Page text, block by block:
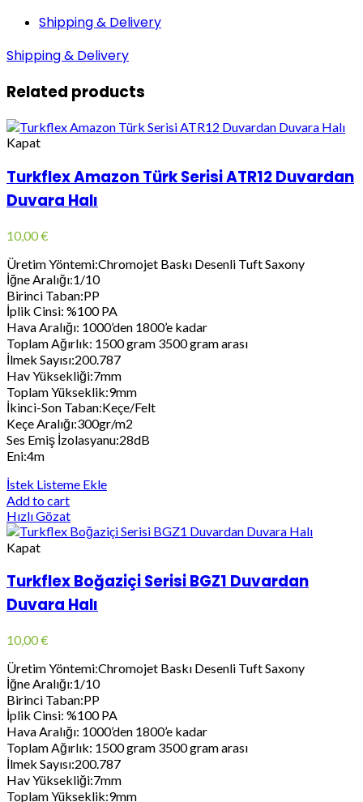
Shipping & Delivery
Shipping & Delivery
Related products
Kapat
Turkflex Amazon Türk Serisi ATR12 Duvardan
Duvara Halı
10,00€
Üretim Yöntemi:Chromojet Baskı Desenli Tuft Saxony
İğne Aralığı:1/10
Birinci Taban:PP
İplik Cinsi: %100 PA
Hava Aralığı: 1000’den 1800’e kadar
Toplam Ağırlık: 1500 gram 3500 gram arası
İlmek Sayısı:200.787
Hav Yüksekliği:7mm
Toplam Yükseklik:9mm
İkinci-Son Taban:Keçe/Felt
Keçe Aralığı:300gr/m2
Ses Emiş İzolasyanu:28dB
Eni:4m
İstek Listeme Ekle
Add to cart
Hızlı Gözat
Kapat
Turkflex Boğaziçi Serisi BGZ1 Duvardan
Duvara Halı
10,00€
Üretim Yöntemi:Chromojet Baskı Desenli Tuft Saxony
İğne Aralığı:1/10
Birinci Taban:PP
İplik Cinsi: %100 PA
Hava Aralığı: 1000’den 1800’e kadar
Toplam Ağırlık: 1500 gram 3500 gram arası
İlmek Sayısı:200.787
Hav Yüksekliği:7mm
Toplam Yükseklik:9mm